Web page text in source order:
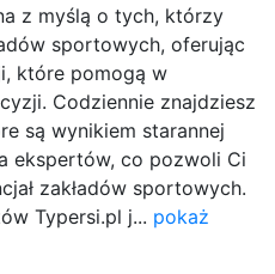
z myślą o tych, którzy
sportowych, oferując
które pomogą w
Codziennie znajdziesz
są wynikiem starannej
ekspertów, co pozwoli Ci
zakładów sportowych.
Typersi.pl j... pokaż